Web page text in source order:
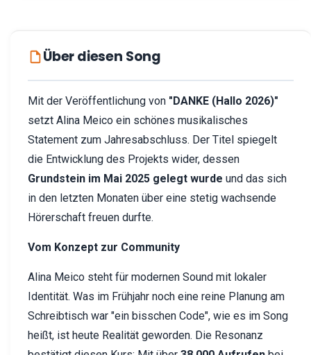
Über diesen Song
Mit der Veröffentlichung von "DANKE (Hallo 2026)"
setzt Alina Meico ein schönes musikalisches
Statement zum Jahresabschluss. Der Titel spiegelt
die Entwicklung des Projekts wider, dessen
Grundstein im Mai 2025 gelegt wurde und das sich
in den letzten Monaten über eine stetig wachsende
Hörerschaft freuen durfte.
Vom Konzept zur Community
Alina Meico steht für modernen Sound mit lokaler
Identität. Was im Frühjahr noch eine reine Planung am
Schreibtisch war "ein bisschen Code", wie es im Song
heißt, ist heute Realität geworden. Die Resonanz